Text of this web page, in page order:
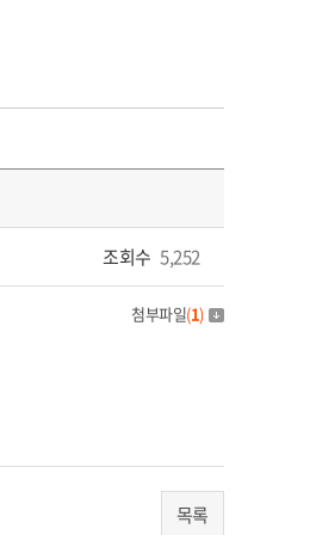
조회수 5,252
첨부파일(1)
목록